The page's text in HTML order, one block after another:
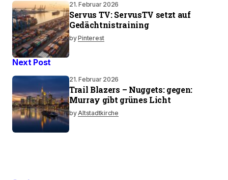
21. Februar 2026
Servus TV: ServusTV setzt auf
Gedächtnistraining
byPinterest
Next Post
21. Februar 2026
Trail Blazers – Nuggets: gegen:
Murray gibt grünes Licht
byAltstadtkirche